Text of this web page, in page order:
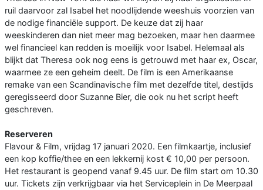
ruil daarvoor zal Isabel het noodlijdende weeshuis voorzien van
de nodige financiële support. De keuze dat zij haar
weeskinderen dan niet meer mag bezoeken, maar hen daarmee
wel financieel kan redden is moeilijk voor Isabel. Helemaal als
blijkt dat Theresa ook nog eens is getrouwd met haar ex, Oscar,
waarmee ze een geheim deelt. De film is een Amerikaanse
remake van een Scandinavische film met dezelfde titel, destijds
geregisseerd door Suzanne Bier, die ook nu het script heeft
geschreven.
Reserveren
Flavour & Film, vrijdag 17 januari 2020. Een filmkaartje, inclusief
een kop koffie/thee en een lekkernij kost € 10,00 per persoon.
Het restaurant is geopend vanaf 9.45 uur. De film start om 10.30
uur. Tickets zijn verkrijgbaar via het Serviceplein in De Meerpaal